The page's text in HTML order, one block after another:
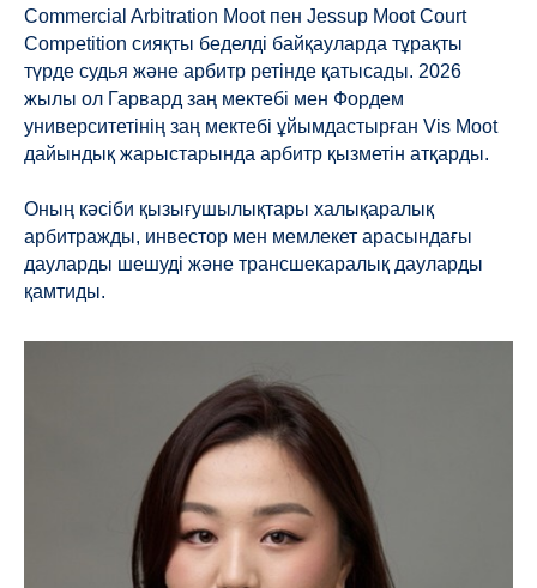
Commercial Arbitration Moot пен Jessup Moot Court
Competition сияқты беделді байқауларда тұрақты
түрде судья және арбитр ретінде қатысады. 2026
жылы ол Гарвард заң мектебі мен Фордем
университетінің заң мектебі ұйымдастырған Vis Moot
дайындық жарыстарында арбитр қызметін атқарды.
Оның кәсіби қызығушылықтары халықаралық
арбитражды, инвестор мен мемлекет арасындағы
дауларды шешуді және трансшекаралық дауларды
қамтиды.